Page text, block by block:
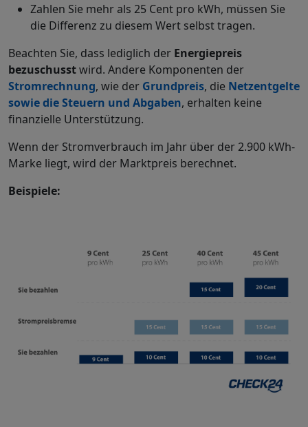
Zahlen Sie mehr als 25 Cent pro kWh, müssen Sie
die Differenz zu diesem Wert selbst tragen.
Beachten Sie, dass lediglich der Energiepreis
bezuschusstwird. Andere Komponenten der
Stromrechnung, wie der Grundpreis, die Netzentgelte
sowie die Steuern und Abgaben, erhalten keine
finanzielle Unterstützung.
Wenn der Stromverbrauch im Jahr über der 2.900 kWh-
Marke liegt, wird der Marktpreis berechnet.
Beispiele: